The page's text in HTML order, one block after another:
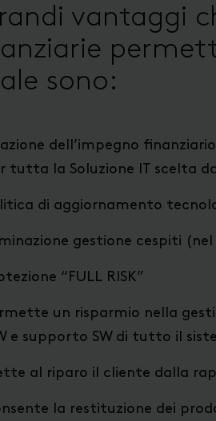
vantaggi
sono:
dell’impegno
tutta la Soluzione IT scelta
di aggiornamento
gestione cespiti
“FULL RISK”
un risparmio nella
e supporto SW di tutto il
al riparo il cliente dalla
la restituzione dei